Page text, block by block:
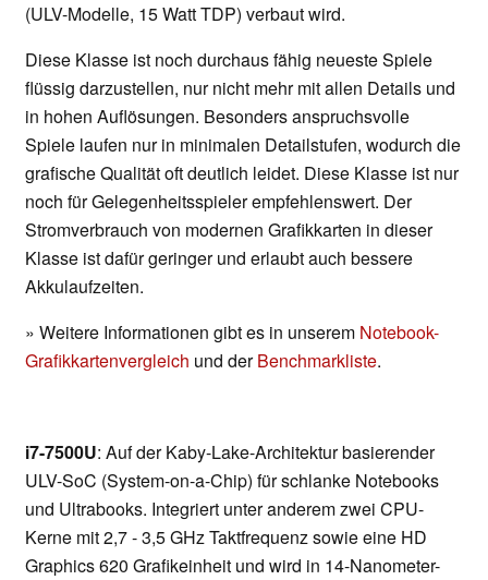
(ULV-Modelle, 15 Watt TDP) verbaut wird.
Diese Klasse ist noch durchaus fähig neueste Spiele
flüssig darzustellen, nur nicht mehr mit allen Details und
in hohen Auflösungen. Besonders anspruchsvolle
Spiele laufen nur in minimalen Detailstufen, wodurch die
grafische Qualität oft deutlich leidet. Diese Klasse ist nur
noch für Gelegenheitsspieler empfehlenswert. Der
Stromverbrauch von modernen Grafikkarten in dieser
Klasse ist dafür geringer und erlaubt auch bessere
Akkulaufzeiten.
» Weitere Informationen gibt es in unserem Notebook-
Grafikkartenvergleich und derBenchmarkliste.
i7-7500U: Auf der Kaby-Lake-Architektur basierender
ULV-SoC (System-on-a-Chip) für schlanke Notebooks
und Ultrabooks. Integriert unter anderem zwei CPU-
Kerne mit 2,7 - 3,5 GHz Taktfrequenz sowie eine HD
Graphics 620 Grafikeinheit und wird in 14-Nanometer-